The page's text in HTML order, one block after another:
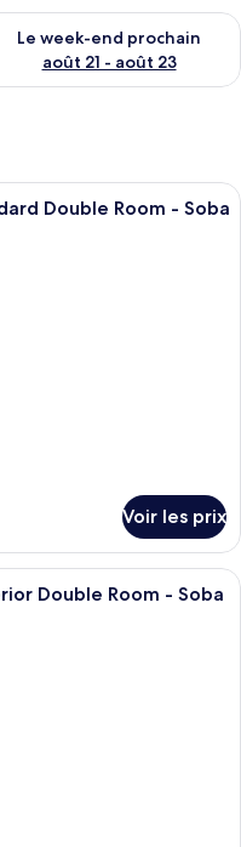
end août 14 - août 16
Le week-end prochain
août 21 - août 23
la disponibilité pour
chambre à coucher avec un lit,
Double Room - Soba
Voir les prix
terrasse extérieure avec des
Double Room - Soba